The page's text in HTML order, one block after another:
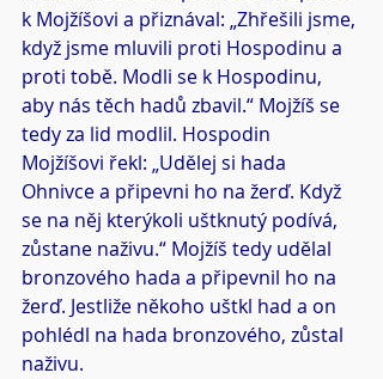
k Mojžíšovi a přiznával: „Zhřešili jsme,
když jsme mluvili proti Hospodinu a
proti tobě. Modli se k Hospodinu,
aby nás těch hadů zbavil.“ Mojžíš se
tedy za lid modlil. Hospodin
Mojžíšovi řekl: „Udělej si hada
Ohnivce a připevni ho na žerď. Když
se na něj kterýkoli uštknutý podívá,
zůstane naživu.“ Mojžíš tedy udělal
bronzového hada a připevnil ho na
žerď. Jestliže někoho uštkl had a on
pohlédl na hada bronzového, zůstal
naživu.